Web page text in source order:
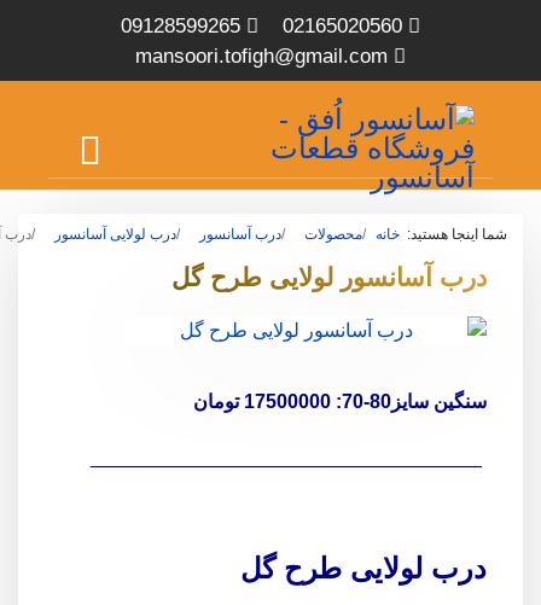
02165020560
09128599265
mansoori.tofigh@gmail.com
شما اینجا هستید: خانه محصولات درب آسانسور درب لولایی آسانسور درب
درب آسانسور لولایی طرح گل
سنگین سایز80-70: 17500000 تومان
درب لولایی طرح گل